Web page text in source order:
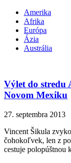
Amerika
Afrika
Európa
Ázia
Austrália
Výlet do stredu
Novom Mexiku
27. septembra 2013
Vincent Šikula
čohokoľvek, len z
cestuje polopúštnou